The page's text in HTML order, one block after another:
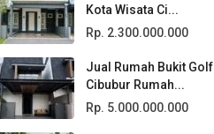
Kota Wisata Ci...
Rp. 2.300.000.000
Jual Rumah Bukit Golf
Cibubur Rumah...
Rp. 5.000.000.000